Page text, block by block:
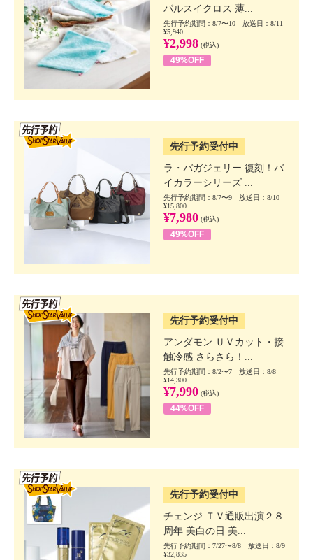
パルスイクロス 薄...
先行予約期間：8/7〜10 放送日：8/11
¥5,940
¥2,998 (税込)
49%OFF
先行予約受付中
ラ・バガジェリー 復刻！バ
イカラーシリーズ ...
先行予約期間：8/7〜9 放送日：8/10
¥15,800
¥7,980 (税込)
49%OFF
先行予約受付中
アンダモン ＵＶカット・接
触冷感 さらさら！...
先行予約期間：8/2〜7 放送日：8/8
¥14,300
¥7,990 (税込)
44%OFF
先行予約受付中
チェンジ ＴＶ通販出演２８
周年 美白の日 美...
先行予約期間：7/27〜8/8 放送日：8/9
¥32,835